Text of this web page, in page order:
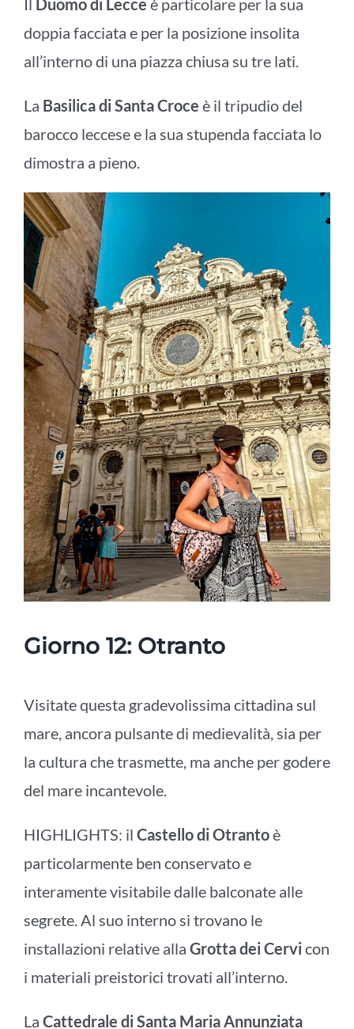
doppia facciata e per la posizione insolita
all’interno di una piazza chiusa su tre lati.
La Basilica di Santa Croce è il tripudio del
barocco leccese e la sua stupenda facciata lo
dimostra a pieno.
Giorno 12: Otranto
Visitate questa gradevolissima cittadina sul
mare, ancora pulsante di medievalità, sia per
la cultura che trasmette, ma anche per godere
del mare incantevole.
HIGHLIGHTS: il Castello di Otrantoè
particolarmente ben conservato e
interamente visitabile dalle balconate alle
segrete. Al suo interno si trovano le
installazioni relative alla Grotta dei Cervicon
i materiali preistorici trovati all’interno.
La Cattedrale di Santa Maria Annunziata